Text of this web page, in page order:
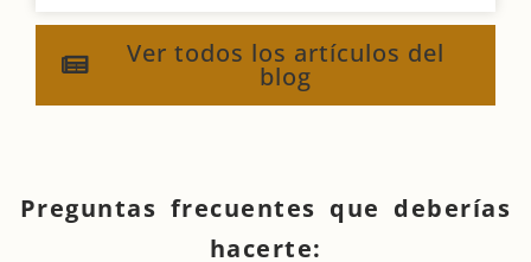
Ver todos los artículos del
blog
Preguntas frecuentes que deberías
hacerte: